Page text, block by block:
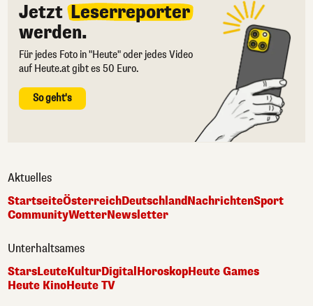
Jetzt Leserreporter
werden.
Für jedes Foto in "Heute" oder jedes Video
auf Heute.at gibt es 50 Euro.
So geht's
Aktuelles
StartseiteÖsterreichDeutschlandNachrichtenSport
CommunityWetterNewsletter
Unterhaltsames
StarsLeuteKulturDigital HoroskopHeute Games
Heute KinoHeute TV